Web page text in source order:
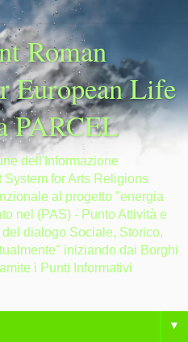
Roman
European Life
PARCEL
dell'Informazione
for Arts Religions
al progetto "energia
nel (PAS) - Punto Attività e
dialogo Sociale, Storico,
iniziando dai Borghi
i Punti Informativi
▼